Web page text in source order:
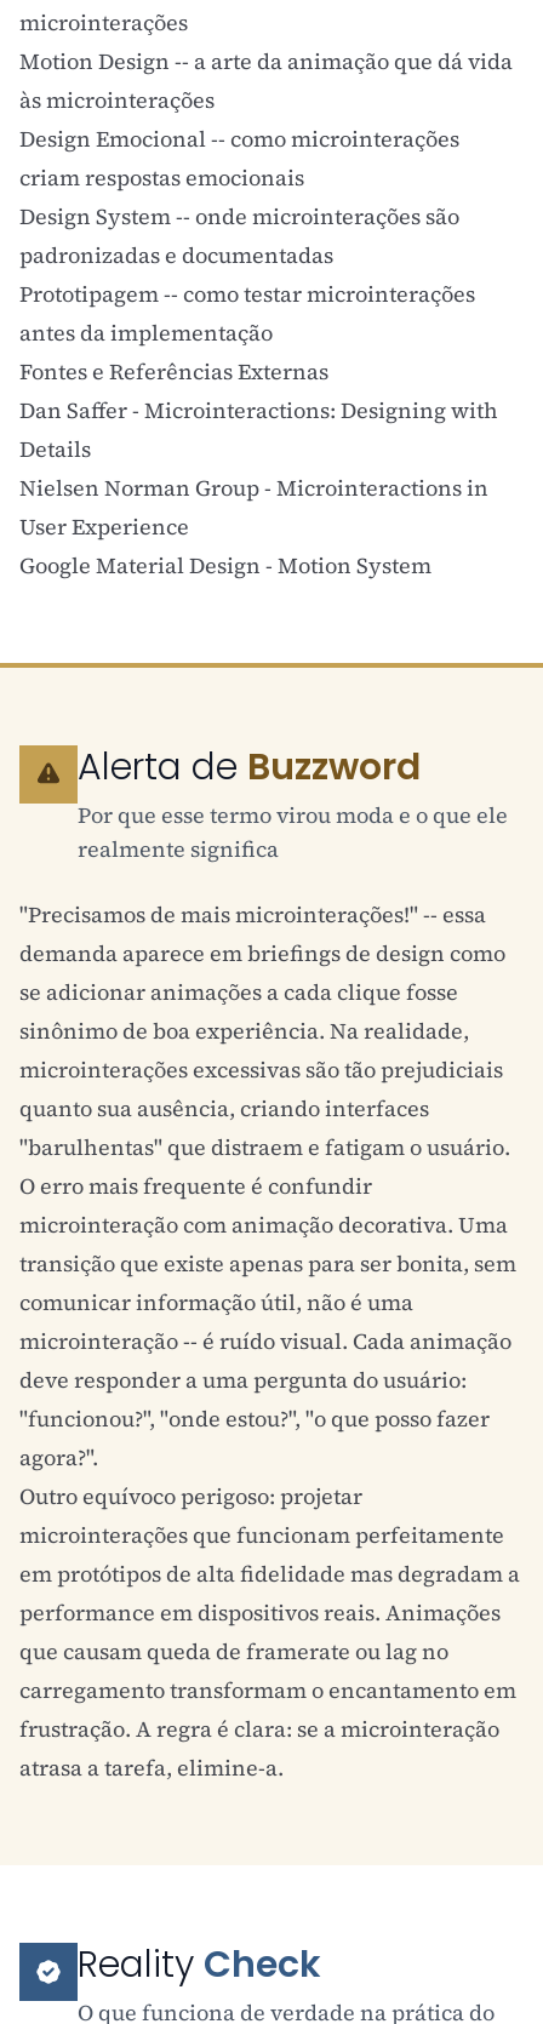
microinterações
Motion Design -- a arte da animação que dá vida
às microinterações
Design Emocional-- como microinterações
criam respostas emocionais
Design System-- onde microinterações são
padronizadas e documentadas
Prototipagem-- como testar microinterações
antes da implementação
Fontes e Referências Externas
Dan Saffer - Microinteractions: Designing with
Details
Nielsen Norman Group - Microinteractions in
User Experience
Google Material Design - Motion System
Alerta de Buzzword
Por que esse termo virou moda e o que ele
realmente significa
"Precisamos de mais microinterações!" -- essa
demanda aparece em briefings de design como
se adicionar animações a cada clique fosse
sinônimo de boa experiência. Na realidade,
microinterações excessivas são tão prejudiciais
quanto sua ausência, criando interfaces
"barulhentas" que distraem e fatigam o usuário.
O erro mais frequente é confundir
microinteração com animação decorativa. Uma
transição que existe apenas para ser bonita, sem
comunicar informação útil, não é uma
microinteração -- é ruído visual. Cada animação
deve responder a uma pergunta do usuário:
"funcionou?", "onde estou?", "o que posso fazer
agora?".
Outro equívoco perigoso: projetar
microinterações que funcionam perfeitamente
em protótipos de alta fidelidade mas degradam a
performance em dispositivos reais. Animações
que causam queda de framerate ou lag no
carregamento transformam o encantamento em
frustração. A regra é clara: se a microinteração
atrasa a tarefa, elimine-a.
Reality Check
O que funciona de verdade na prática do